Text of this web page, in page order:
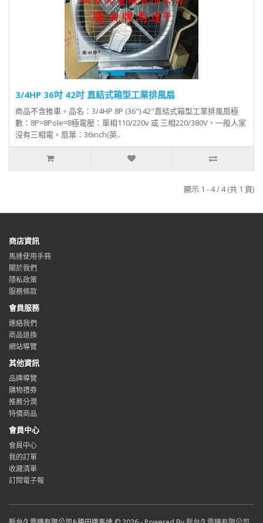
3/4HP 36吋 42吋 直結式箱型工業排風扇
商品不含推車。品名：3/4HP 8P (36") 42"直結式箱型工業排風扇極
數：8P=8Pole=8極電壓：單相110/220v 或 三相220/380V，一般人家
沒有三相電。扇葉：36inch(英..
顯示 1 - 4 / 4 (共 1 頁)
商店資訊
馬達使用手冊
關於我們
隱私政策
服務條款
會員服務
連絡我們
商品退換
網站導覽
其他資訊
品牌導覽
購物禮券
推薦分潤
特價商品
會員中心
會員中心
我的訂單
收藏清單
訂閱電子報